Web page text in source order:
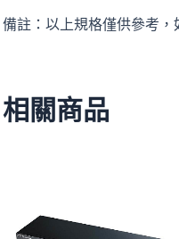
備註：以上規格僅供參考
相關商品